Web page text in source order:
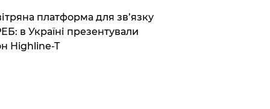
платформа для зв’язку
в Україні презентували
Highline-T